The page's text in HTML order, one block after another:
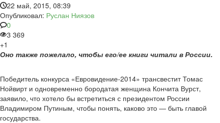
22 май, 2015, 08:39
Опубликовал: Руслан Ниязов
0
3 369
+1
Оно также пожелало, чтобы его/ее книги читали в России.
Победитель конкурса «Евровидение-2014» трансвестит Томас
Нойвирт и одновременно бородатая женщина Кончита Вурст,
заявило, что хотело бы встретиться с президентом России
Владимиром Путиным, чтобы понять, каково это — быть главой
государства.